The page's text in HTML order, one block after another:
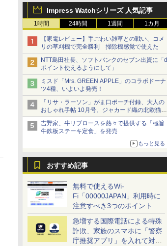
Impress Watchシリーズ 人気記事
1時間 24時間 1週間 1カ月
【家電レビュー】手ごわい雑草との戦い、コメ
リの草刈機で完全勝利 掃除機感覚で使えた
NTT島田社長、ソフトバンクのセブン出資に「d
ポイント使えるようにして」
ミスド「Mrs. GREEN APPLE」のコラボドーナ
ツ4種、いよいよ発売！
「リサ・ラーソン」がま口ポーチ付録、大人の
おしゃれ手帖 10月号。ジャカード織の北欧猫デ
ザイン
吉野家、牛リブロースを熱々で提供する「極旨
牛鉄板ステーキ定食」を発売
もっと見る
おすすめ記事
無料で使えるWi-
Fi「00000JAPAN」利用時に
注意すべき3つのポイント
急増する国際電話による特殊
詐欺、家族のスマホに「警察
庁推奨アプリ」を入れて対策